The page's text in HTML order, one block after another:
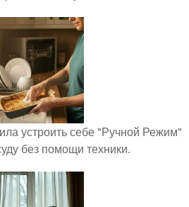
устроить себе "Ручной Режим"
без помощи техники.